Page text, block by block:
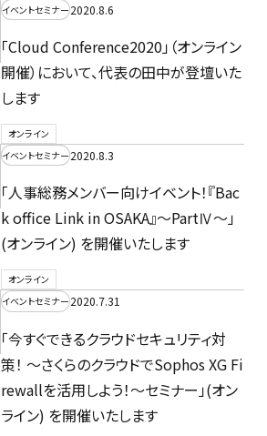
イベントセミナー2020.8.6
「Cloud Conference2020」（オンライン
開催）において、代表の田中が登壇いた
します
オンライン
イベントセミナー2020.8.3
「人事総務メンバー向けイベント！『Bac
k office Link in OSAKA』～PartⅣ～」
(オンライン) を開催いたします
オンライン
イベントセミナー2020.7.31
「今すぐできるクラウドセキュリティ対
策！ ～さくらのクラウドでSophos XG Fi
rewallを活用しよう！～セミナー」(オン
ライン) を開催いたします